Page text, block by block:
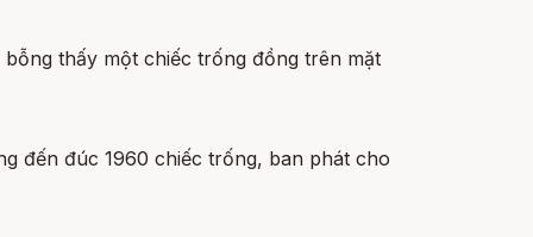
thấy một chiếc trống đồng trên mặt
đến đúc 1960 chiếc trống, ban phát cho